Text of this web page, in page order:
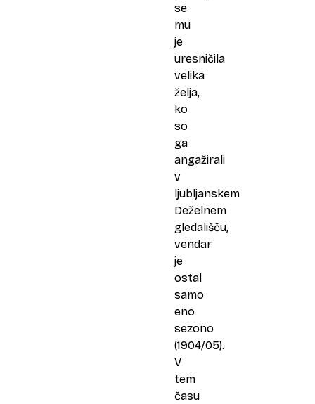
se
mu
je
uresničila
velika
želja,
ko
so
ga
angažirali
v
ljubljanskem
Deželnem
gledališču,
vendar
je
ostal
samo
eno
sezono
(1904/05).
V
tem
času